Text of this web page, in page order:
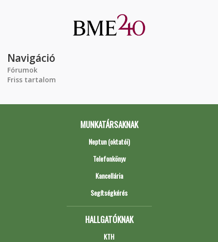
Navigáció
Fórumok
Friss tartalom
MUNKATÁRSAKNAK
Neptun (oktatói)
Telefonkönyv
Kancellária
Segítségkérés
HALLGATÓKNAK
KTH